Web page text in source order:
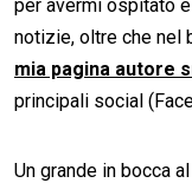
per avermi ospitato
notizie, oltre che nel
mia pagina autore
principali social
Un grande in bocca